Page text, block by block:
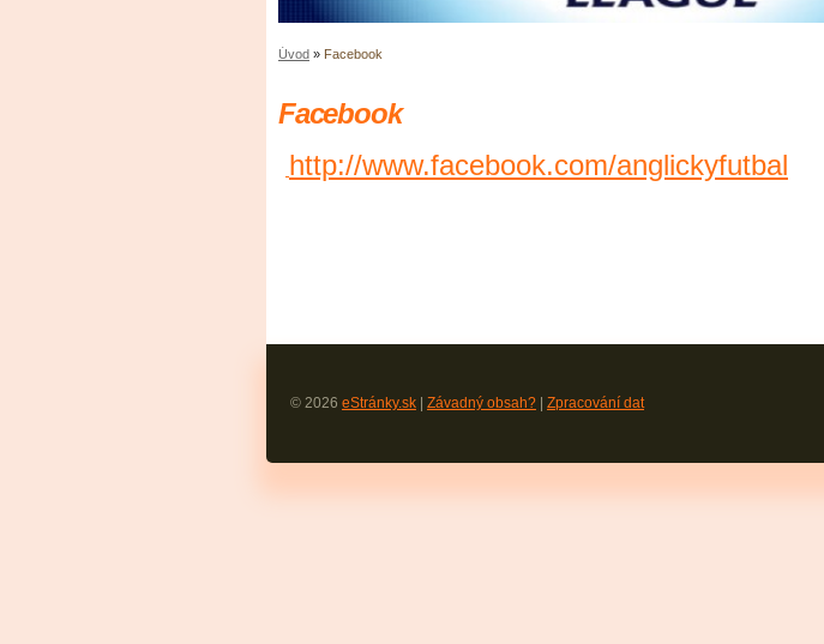
Úvod » Facebook
Facebook
http://www.facebook.com/anglickyfutbal
© 2026 eStránky.sk Závadný obsah? Zpracování dat